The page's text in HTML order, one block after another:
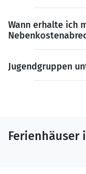
Wann erhalte ich
Jugendgruppen
Ferienhäuser